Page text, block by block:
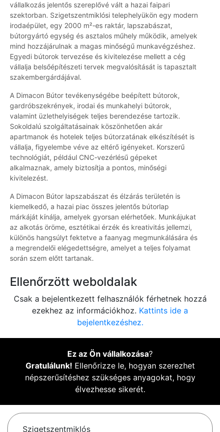
vállalkozás jelentős szereplővé vált a hazai faipari
szektorban. Szigetszentmiklósi telephelyükön egy modern
irodaépület, egy 2000 m²-es raktár, lapszabászat,
bútorgyártó egység és asztalos műhely működik, amelyek
mind hozzájárulnak a magas minőségű munkavégzéshez.
Egyedi bútorok tervezése és kivitelezése mellett a cég
vállalja belsőépítészeti tervek megvalósítását is tapasztalt
szakembergárdájával.
A Dimacon Bútor tevékenységébe beépített bútorok,
gardróbszekrények, irodai és munkahelyi bútorok,
valamint üzlethelyiségek teljes berendezése tartozik.
Sokoldalú szolgáltatásainak köszönhetően akár
apartmanok és hotelek teljes bútorzatának elkészítését is
vállalja, figyelembe véve az eltérő igényeket. Korszerű
technológiát, például CNC-vezérlésű gépeket
alkalmaznak, amely biztosítja a pontos, minőségi
kivitelezést.
A Dimacon Bútor lapszabászat és élzárás területén is
kiemelkedő, a hazai piac összes jelentős bútorlap
márkáját kínálja, amelyek gyorsan elérhetőek. Munkájukat
az alkotás öröme, esztétikai érzék és kreativitás jellemzi,
különös hangsúlyt fektetve a faanyag megmunkálására és
a megrendelői elégedettségre, amelyet a teljes folyamat
során szem előtt tartanak.
Ellenőrzött weboldalak
Csak a bejelentkezett felhasználók férhetnek hozzá
ezekhez az információkhoz. Kattints ide a
bejelentkezéshez.
Ez az Ön vállalkozása?
Gratulálunk! Ellenőrizze le, hogyan szerezhet
népszerűsítéshez szükséges anyagokat, hogy
élvezhesse sikerét.
Szigetszentmiklós